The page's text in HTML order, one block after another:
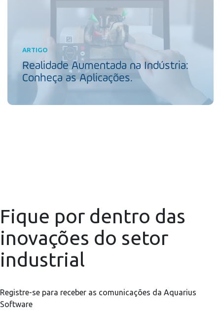
ARTIGO
Realidade Aumentada na Indústria:
Conheça as Aplicações.
Fique por dentro das
inovações do setor
industrial
Registre-se para receber as comunicações da Aquarius
Software